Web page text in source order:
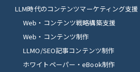
LLM時代のコンテンツマーケティング支援
Web・コンテンツ戦略構築支援
Web・コンテンツ制作
LLMO/SEO記事コンテンツ制作
ホワイトペーパー・eBook制作